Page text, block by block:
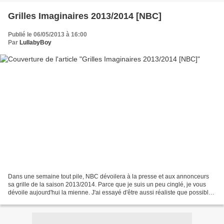
Grilles Imaginaires 2013/2014 [NBC]
Publié le 06/05/2013 à 16:00
Par LullabyBoy
Dans une semaine tout pile, NBC dévoilera à la presse et aux annonceurs
sa grille de la saison 2013/2014. Parce que je suis un peu cinglé, je vous
dévoile aujourd'hui la mienne. J'ai essayé d'être aussi réaliste que possible.